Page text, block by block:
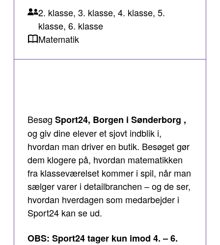
2. klasse, 3. klasse, 4. klasse, 5.
klasse, 6. klasse
Matematik
Besøg Sport24, Borgen i Sønderborg ,
og giv dine elever et sjovt indblik i,
hvordan man driver en butik. Besøget gør
dem klogere på, hvordan matematikken
fra klasseværelset kommer i spil, når man
sælger varer i detailbranchen – og de ser,
hvordan hverdagen som medarbejder i
Sport24 kan se ud.
OBS: Sport24 tager kun imod 4. – 6.